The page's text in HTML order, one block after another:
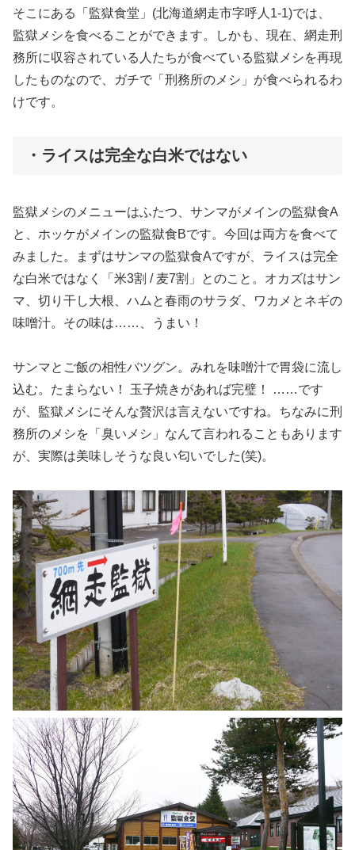
そこにある「監獄食堂」(北海道網走市字呼人1-1)では、
監獄メシを食べることができます。しかも、現在、網走刑
務所に収容されている人たちが食べている監獄メシを再現
したものなので、ガチで「刑務所のメシ」が食べられるわ
けです。
・ライスは完全な白米ではない
監獄メシのメニューはふたつ、サンマがメインの監獄食A
と、ホッケがメインの監獄食Bです。今回は両方を食べて
みました。まずはサンマの監獄食Aですが、ライスは完全
な白米ではなく「米3割 / 麦7割」とのこと。オカズはサン
マ、切り干し大根、ハムと春雨のサラダ、ワカメとネギの
味噌汁。その味は……、うまい！
サンマとご飯の相性バツグン。みれを味噌汁で胃袋に流し
込む。たまらない！ 玉子焼きがあれば完璧！ ……です
が、監獄メシにそんな贅沢は言えないですね。ちなみに刑
務所のメシを「臭いメシ」なんて言われることもあります
が、実際は美味しそうな良い匂いでした(笑)。